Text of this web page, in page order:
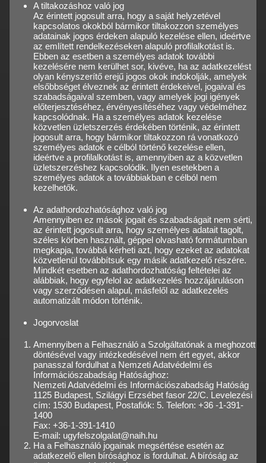
A tiltakozáshoz való jog
Az érintett jogosult arra, hogy a saját helyzetével
kapcsolatos okokból bármikor tiltakozzon személyes
adatainak jogos érdeken alapuló kezelése ellen, ideértve
az említett rendelkezéseken alapuló profilalkotást is.
Ebben az esetben a személyes adatok további
kezelésére nem kerülhet sor, kivéve, ha az adatkezelést
olyan kényszerítő erejű jogos okok indokolják, amelyek
elsőbbséget élveznek az érintett érdekeivel, jogaival és
szabadságaival szemben, vagy amelyek jogi igények
előterjesztéséhez, érvényesítéséhez vagy védelméhez
kapcsolódnak. Ha a személyes adatok kezelése
közvetlen üzletszerzés érdekében történik, az érintett
jogosult arra, hogy bármikor tiltakozzon rá vonatkozó
személyes adatok e célból történő kezelése ellen,
ideértve a profilalkotást is, amennyiben az a közvetlen
üzletszerzéshez kapcsolódik. Ilyen esetekben a
személyes adatok a továbbiakban e célból nem
kezelhetők.
Az adathordozhatósághoz való jog
Amennyiben ez mások jogait és szabadságait nem sérti,
az érintett jogosult arra, hogy személyes adatait tagolt,
széles körben használt, géppel olvasható formátumban
megkapja, továbbá kérheti azt, hogy ezeket az adatokat
közvetlenül továbbítsuk egy másik adatkezelő részére.
Mindkét esetben az adathordozhatóság feltételei az
alábbiak, hogy egyfelol az adatkezelés hozzájáruláson
vagy szerződésen alapul, másfelől az adatkezelés
automatizált módon történik.
Jogorvoslat
Amennyiben a Felhasználó a Szolgáltatónak a meghozott
döntésével vagy intézkedésével nem ért egyet, akkor
panasszal fordulhat a Nemzeti Adatvédelmi és
Információszabadság Hatósághoz:
Nemzeti Adatvédelmi és Információszabadság Hatóság
1125 Budapest, Szilágyi Erzsébet fasor 22/C. Levelezési
cím: 1530 Budapest, Postafiók: 5. Telefon: +36 -1-391-
1400
Fax: +36-1-391-1410
E-mail: ugyfelszolgalat@naih.hu
Ha a Felhasználó jogainak megsértése esetén az
adatkezelő ellen bírósághoz is fordulhat. A bíróság az